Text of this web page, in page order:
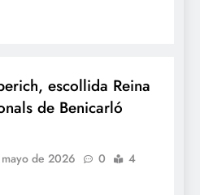
escollida Reina
de Benicarló
de 2026 0
4